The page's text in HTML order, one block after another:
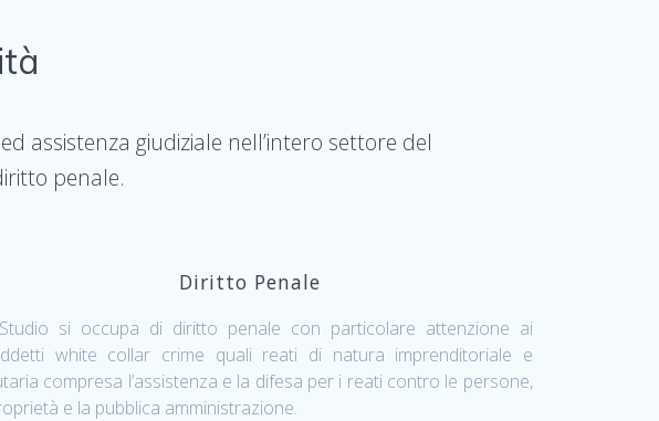
assistenza giudiziale nell’intero settore del
penale.
Diritto Penale
si occupa di diritto penale con particolare attenzione ai
white collar crime quali reati di natura imprenditoriale e
compresa l’assistenza e la difesa per i reati contro le persone,
e la pubblica amministrazione.